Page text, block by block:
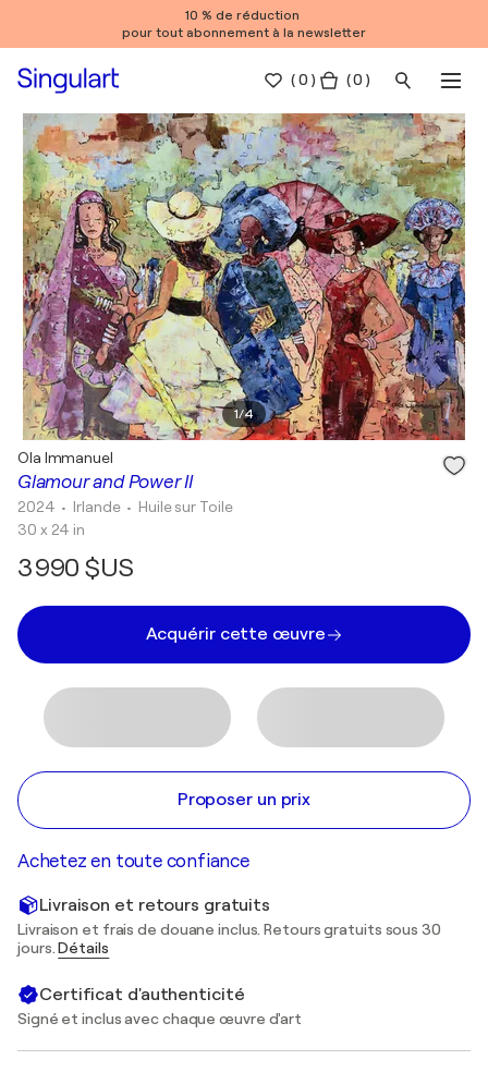
10 % de réduction
pour tout abonnement à la newsletter
(0 ) ( 0 )
1/4
Glamour and Power II
Ola Immanuel
2024 • Irlande • Huile sur Toile
30 x 24 in
3 990 $US
Acquérir cette œuvre
Proposer un prix
Achetez en toute confiance
Livraison et retours gratuits
Livraison et frais de douane inclus. Retours gratuits sous 30
jours.Détails
Certificat d'authenticité
Signé et inclus avec chaque œuvre d'art